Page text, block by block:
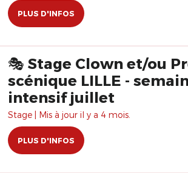
PLUS D'INFOS
🎭 Stage Clown et/ou
scénique LILLE -
intensif juillet
Stage | Mis à jour il y a 4 mois.
PLUS D'INFOS